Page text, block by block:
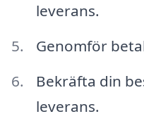
leverans.
Genomför
Bekräfta din
leverans.